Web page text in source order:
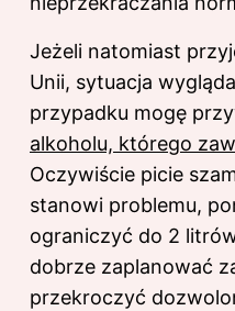
Jeżeli natomiast
Unii, sytuacja
przypadku mogę
alkoholu, którego
Oczywiście picie
stanowi problemu,
ograniczyć do 2
dobrze zaplanować
przekroczyć